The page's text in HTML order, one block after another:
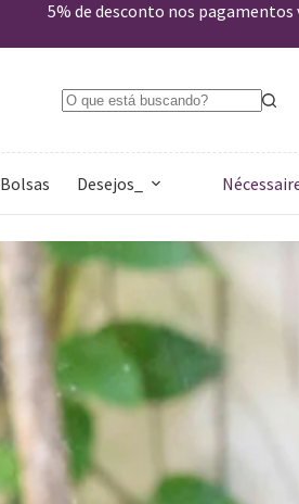
Comprar
5% de desconto nos
Bolsas Desejos_